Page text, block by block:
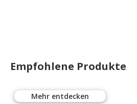
Empfohlene Produkte
Mehr entdecken